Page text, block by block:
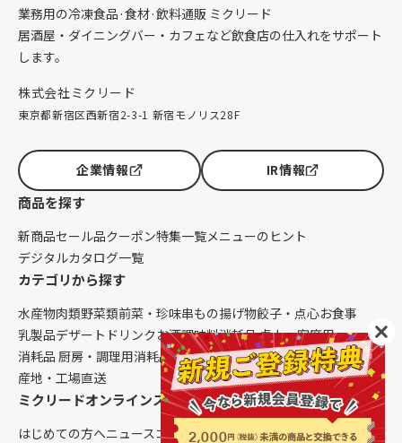
業務用の冷凍食品·食材·飲料通販 ミクリード
居酒屋・ダイニングバー・カフェなど飲食店の仕入れをサポート
します。
株式会社ミクリード
東京都新宿区西新宿2-3-1 新宿モノリス28F
企業情報 IR情報
商品を探す
新商品セール品クーポン特集一覧メニューのヒント
デジタルカタログ一覧
カテゴリから探す
水産物肉類野菜類前菜・珍味串もの揚げ物餃子・点心お食事
乳製品デザート ドリンク お酒調味料消耗品 卓上・客席用
消耗品 厨房・調理用消耗品 クレンリネス生鮮品（配送便限定）
産地・工場直送
ミクリードオンラインストアについて
はじめての方へニュースコラムご利用ガイド会社概要